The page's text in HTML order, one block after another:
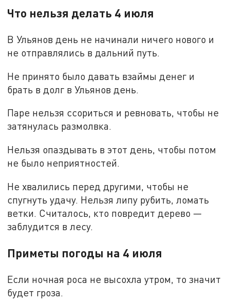
Что нельзя делать 4 июля
В Ульянов день не начинали ничего нового и
не отправлялись в дальний путь.
Не принято было давать взаймы денег и
брать в долг в Ульянов день.
Паре нельзя ссориться и ревновать, чтобы не
затянулась размолвка.
Нельзя опаздывать в этот день, чтобы потом
не было неприятностей.
Не хвалились перед другими, чтобы не
спугнуть удачу. Нельзя липу рубить, ломать
ветки. Считалось, кто повредит дерево —
заблудится в лесу.
Приметы погоды на 4 июля
Если ночная роса не высохла утром, то значит
будет гроза.